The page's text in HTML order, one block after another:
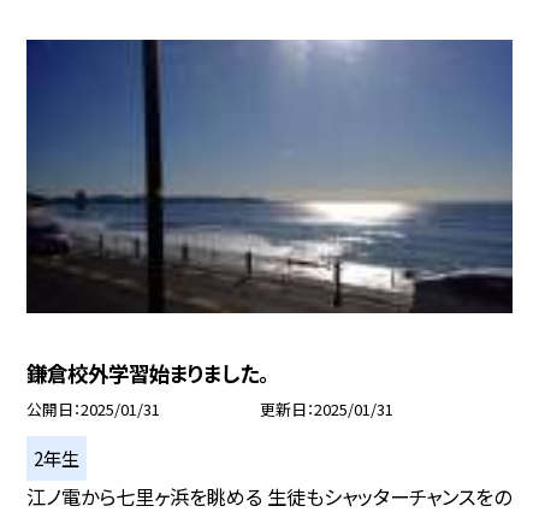
鎌倉校外学習始まりました。
公開日 2025/01/31 更新日 2025/01/31
2年生
江ノ電から七里ヶ浜を眺める 生徒もシャッターチャンスをの